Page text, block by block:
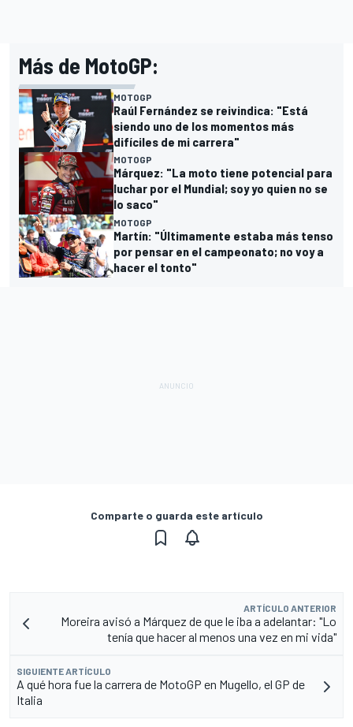
Más de MotoGP:
MOTOGP
Raúl Fernández se reivindica: "Está
siendo uno de los momentos más
difíciles de mi carrera"
MOTOGP
Márquez: "La moto tiene potencial para
luchar por el Mundial; soy yo quien no se
lo saco"
MOTOGP
Martín: "Últimamente estaba más tenso
por pensar en el campeonato; no voy a
hacer el tonto"
Comparte o guarda este artículo
ARTÍCULO ANTERIOR
Moreira avisó a Márquez de que le iba a adelantar: "Lo
tenía que hacer al menos una vez en mi vida"
SIGUIENTE ARTÍCULO
A qué hora fue la carrera de MotoGP en Mugello, el GP de
Italia